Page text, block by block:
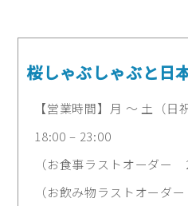
桜しゃぶしゃぶと日
【営業時間】月 ～ 土（日
18:00 – 23:00
（お食事ラストオーダー
（お飲み物ラストオーダー